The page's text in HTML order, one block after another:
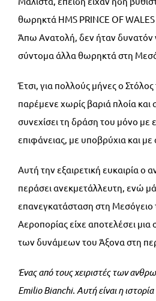
θωρηκτά HMS PRINCE OF WALES
Άπω Ανατολή, δεν ήταν δυνατόν
σύντομα άλλα θωρηκτά στη
Έτσι, για πολλούς μήνες ο
παρέμενε χωρίς βαριά πλοία και
συνεχίσει τη δράση του μόνο με
επιφάνειας, με υποβρύχια και
Αυτή την εξαιρετική ευκαιρία ο
περάσει ανεκμετάλλευτη, ενώ
επανεγκατάσταση στη Μεσόγειο
Αεροπορίας είχε αποτελέσει μια
των δυνάμεων του Άξονα στη
Ένας από τους χειριστές των
Emilio Bianchi. Αυτή είναι η